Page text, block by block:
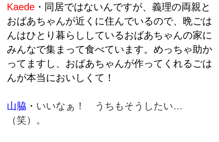
Kaede ・同居ではないんですが、義理の両親と
おばあちゃんが近くに住んでいるので、晩ごは
んはひとり暮らししているおばあちゃんの家に
みんなで集まって食べています。めっちゃ助か
ってますし、おばあちゃんが作ってくれるごは
んが本当においしくて！
山脇 ・ いいなぁ！ うちもそうしたい…
（笑）。